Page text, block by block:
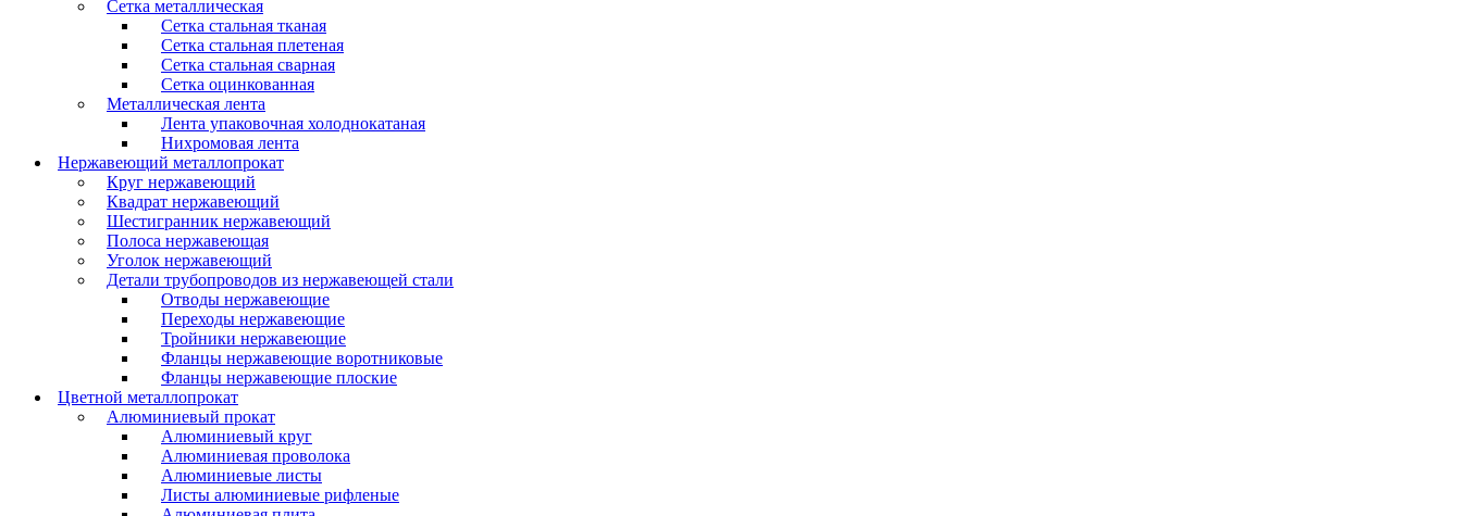
Сетка металлическая
Сетка стальная тканая
Сетка стальная плетеная
Сетка стальная сварная
Сетка оцинкованная
Металлическая лента
Лента упаковочная холоднокатаная
Нихромовая лента
Нержавеющий металлопрокат
Круг нержавеющий
Квадрат нержавеющий
Шестигранник нержавеющий
Полоса нержавеющая
Уголок нержавеющий
Детали трубопроводов из нержавеющей стали
Отводы нержавеющие
Переходы нержавеющие
Тройники нержавеющие
Фланцы нержавеющие воротниковые
Фланцы нержавеющие плоские
Цветной металлопрокат
Алюминиевый прокат
Алюминиевый круг
Алюминиевая проволока
Алюминиевые листы
Листы алюминиевые рифленые